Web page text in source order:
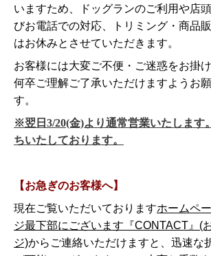
いますため、ドッグランのご利用や店
びお電話での対応、トリミング・商品
はお休みとさせていただきます。
お客様には大変ご不便・ご迷惑をお掛
何卒ご理解ご了承いただけますようお
す。
※翌日3/20(金)より通常営業いたします
ちいたしております。
【お急ぎのお客様へ】
現在ご覧いただいておりますホームペ
ジ最下部にございます『CONTACT』(
ジ)からご連絡いただけますと、迅速な